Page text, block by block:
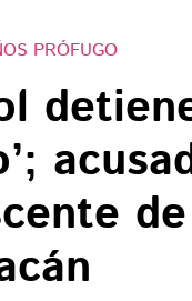
PRÓFUGO